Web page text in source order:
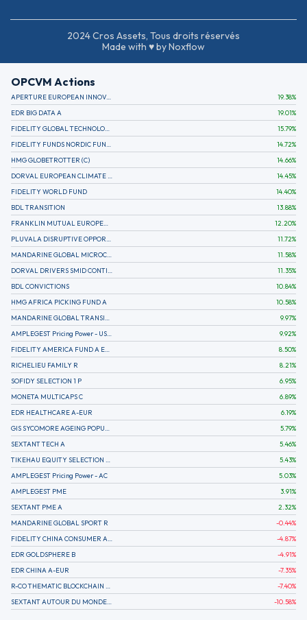
2024 Cros Assets, Tous droits réservés
Made with ♥ by Noxflow
OPCVM Actions
APERTURE EUROPEAN INNOVATION 19.38%
EDR BIG DATA A
19.01%
FIDELITY GLOBAL TECHNOLOGY FUND A EUR
15.79%
FIDELITY FUNDS NORDIC FUND A
14.72%
HMG GLOBETROTTER (C)
14.66%
DORVAL EUROPEAN CLIMATE INITIATIVE R (C)
14.45%
FIDELITY WORLD FUND
14.40%
BDL TRANSITION
13.88%
FRANKLIN MUTUAL EUROPEAN FUND A EUR (C)
12.20%
PLUVALA DISRUPTIVE OPPORTUNITIES
11.72%
MANDARINE GLOBAL MICROCAP
11.58%
DORVAL DRIVERS SMID CONTINENTAL EUROPE
11.35%
BDL CONVICTIONS
10.84%
HMG AFRICA PICKING FUND A
10.58%
MANDARINE GLOBAL TRANSITION R
9.97%
AMPLEGEST Pricing Power - US - AC
9.92%
FIDELITY AMERICA FUND A EUR (C)
8.50%
RICHELIEU FAMILY R
8.21%
SOFIDY SELECTION 1 P
6.95%
MONETA MULTICAPS C
6.89%
EDR HEALTHCARE A-EUR
6.19%
GIS SYCOMORE AGEING POPULATION
5.79%
SEXTANT TECH A
5.46%
TIKEHAU EQUITY SELECTION R-Acc-EUR
5.43%
AMPLEGEST Pricing Power - AC
5.03%
AMPLEGEST PME
3.91%
SEXTANT PME A
2.32%
MANDARINE GLOBAL SPORT R
-0.44%
FIDELITY CHINA CONSUMER A EUR (C)
-4.87%
EDR GOLDSPHERE B
-4.91%
EDR CHINA A-EUR
-7.35%
R-CO THEMATIC BLOCKCHAIN GLOBAL EQU C EUR
-7.40%
SEXTANT AUTOUR DU MONDE A
-10.58%